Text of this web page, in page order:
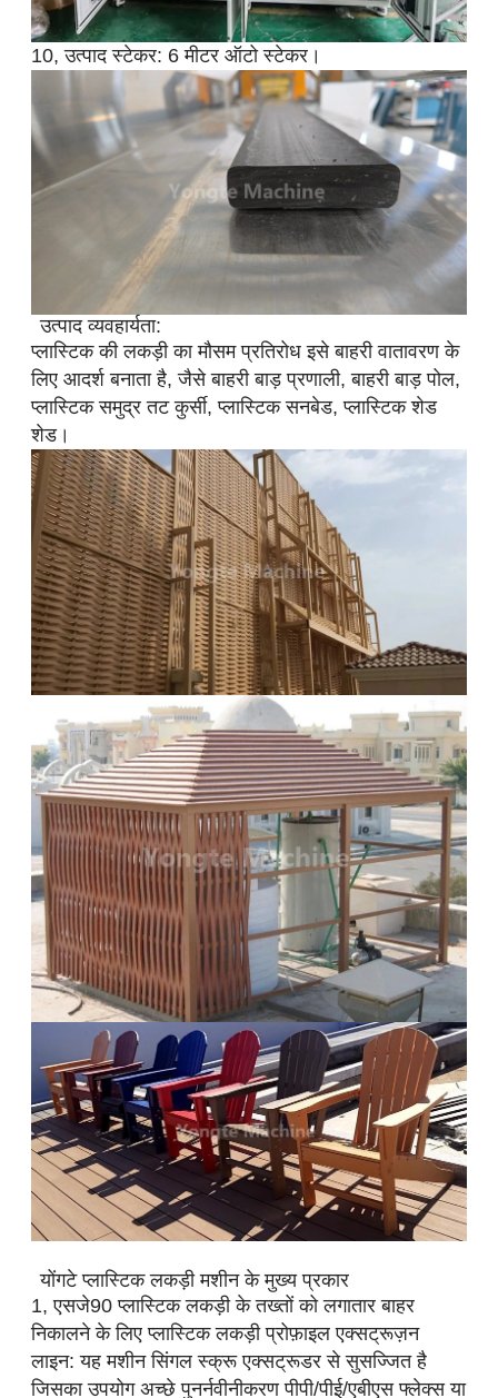
10, उत्पाद स्टेकर: 6 मीटर ऑटो स्टेकर।
उत्पाद व्यवहार्यता:
प्लास्टिक की लकड़ी का मौसम प्रतिरोध इसे बाहरी वातावरण के
लिए आदर्श बनाता है, जैसे बाहरी बाड़ प्रणाली, बाहरी बाड़ पोल,
प्लास्टिक समुद्र तट कुर्सी, प्लास्टिक सनबेड, प्लास्टिक शेड
शेड।
योंगटे प्लास्टिक लकड़ी मशीन के मुख्य प्रकार
1, एसजे90 प्लास्टिक लकड़ी के तख्तों को लगातार बाहर
निकालने के लिए प्लास्टिक लकड़ी प्रोफ़ाइल एक्सट्रूज़न
लाइन: यह मशीन सिंगल स्क्रू एक्सट्रूडर से सुसज्जित है
जिसका उपयोग अच्छे पुनर्नवीनीकरण पीपी/पीई/एबीएस फ्लेक्स या